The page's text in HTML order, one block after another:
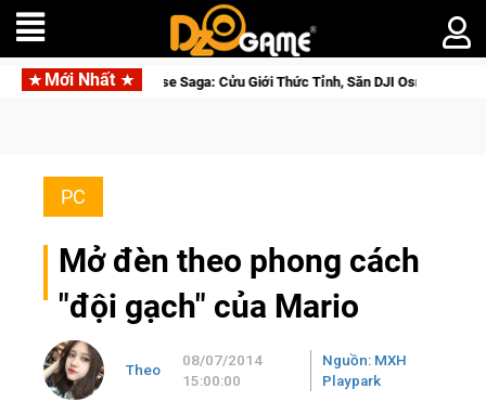
Mới Nhất
Closed Beta Norse Saga: Cửu Giới Thức Tỉnh, Săn DJI Osmo Pocket 3 Ngay
PC
Mở đèn theo phong cách
"đội gạch" của Mario
Theo
08/07/2014
15:00:00
Nguồn: MXH
Playpark